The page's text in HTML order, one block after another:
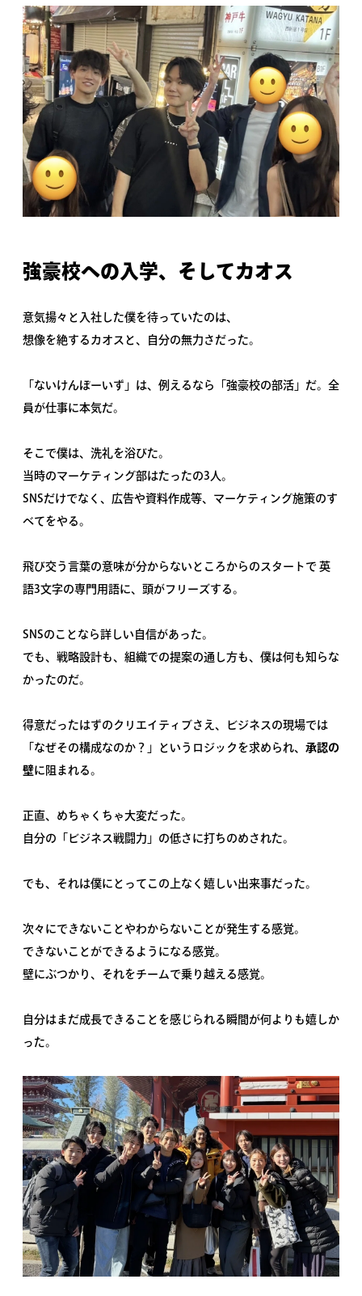
強豪校への入学、そしてカオス
意気揚々と入社した僕を待っていたのは、
想像を絶するカオスと、自分の無力さだった。
「ないけんぼーいず」は、例えるなら「強豪校の部活」だ。全
員が仕事に本気だ。
そこで僕は、洗礼を浴びた。
当時のマーケティング部はたったの3人。
SNSだけでなく、広告や資料作成等、マーケティング施策のす
べてをやる。
飛び交う言葉の意味が分からないところからのスタートで 英
語3文字の専門用語に、頭がフリーズする。
SNSのことなら詳しい自信があった。
でも、戦略設計も、組織での提案の通し方も、僕は何も知らな
かったのだ。
得意だったはずのクリエイティブさえ、ビジネスの現場では
「なぜその構成なのか？」というロジックを求められ、 承認の
壁に阻まれる。
正直、めちゃくちゃ大変だった。
自分の「ビジネス戦闘力」の低さに打ちのめされた。
でも、それは僕にとってこの上なく嬉しい出来事だった。
次々にできないことやわからないことが発生する感覚。
できないことができるようになる感覚。
壁にぶつかり、それをチームで乗り越える感覚。
自分はまだ成長できることを感じられる瞬間が何よりも嬉しか
った。